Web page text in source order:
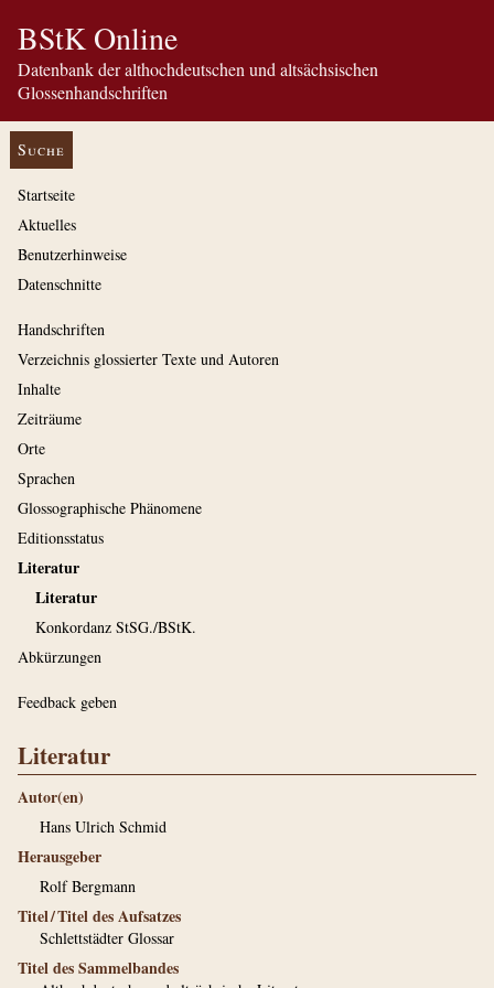
BStK Online
Datenbank der althochdeutschen und altsächsischen
Glossenhandschriften
Suche
Startseite
Aktuelles
Benutzerhinweise
Datenschnitte
Handschriften
Verzeichnis glossierter Texte und Autoren
Inhalte
Zeiträume
Orte
Sprachen
Glossographische Phänomene
Editionsstatus
Literatur
Literatur
Konkordanz StSG./BStK.
Abkürzungen
Feedback geben
Literatur
Autor(en)
Hans Ulrich Schmid
Herausgeber
Rolf Bergmann
Titel / Titel des Aufsatzes
Schlettstädter Glossar
Titel des Sammelbandes